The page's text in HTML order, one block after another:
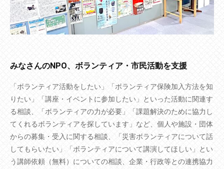
みなさんのNPO、ボランティア・市民活動を支援
「ボランティア活動をしたい」「ボランティア保険加入方法を知
りたい」「講座・イベントに参加したい」といった活動に関連す
る相談、「ボランティアの力が必要」「課題解決のために協力し
てくれるボランティアを探しています」など、個人や施設・団体
からの募集・受入に関する相談、「災害ボランティアについて話
してもらいたい」「ボランティアについて講演してほしい」とい
う講師依頼（無料）についての相談、企業・行政等との連携協力